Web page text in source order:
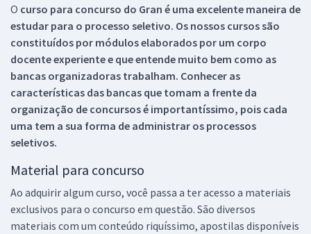
O curso para concurso do Gran é uma excelente maneira de
estudar para o processo seletivo. Os nossos cursos são
constituídos por módulos elaborados por um corpo
docente experiente e que entende muito bem como as
bancas organizadoras trabalham. Conhecer as
características das bancas que tomam a frente da
organização de concursos é importantíssimo, pois cada
uma tem a sua forma de administrar os processos
seletivos.
Material para concurso
Ao adquirir algum curso, você passa a ter acesso a materiais
exclusivos para o concurso em questão. São diversos
materiais com um conteúdo riquíssimo, apostilas disponíveis